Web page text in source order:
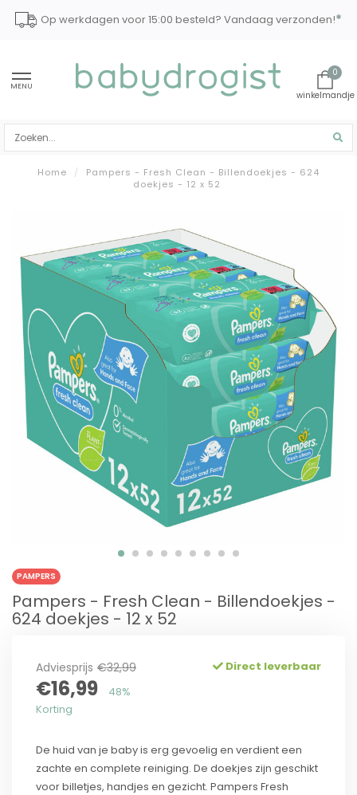
Op werkdagen voor 15:00 besteld? Vandaag verzonden!*
MENU
0
Home /
Pampers - Fresh Clean - Billendoekjes - 624
doekjes - 12 x 52
PAMPERS
Pampers - Fresh Clean - Billendoekjes -
624 doekjes - 12 x 52
Adviesprijs €32,99
€16,99
48%
Korting
Direct leverbaar
De huid van je baby is erg gevoelig en verdient een
zachte en complete reiniging. De doekjes zijn geschikt
voor billetjes, handjes en gezicht. Pampers Fresh